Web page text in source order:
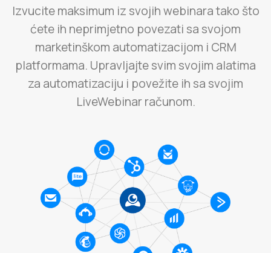
Izvucite maksimum iz svojih webinara tako što
ćete ih neprimjetno povezati sa svojom
marketinškom automatizacijom i CRM
platformama. Upravljajte svim svojim alatima
za automatizaciju i povežite ih sa svojim
LiveWebinar računom.